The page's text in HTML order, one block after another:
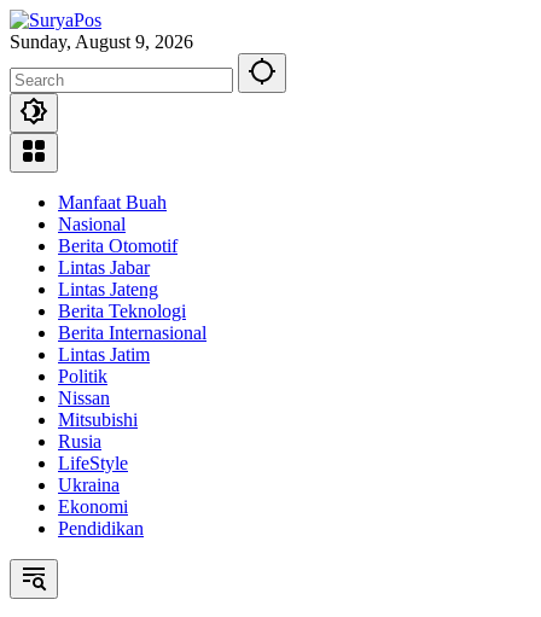
Skip
to
Sunday, August 9, 2026
Manfaat Buah
Nasional
Berita Otomotif
Lintas Jabar
Lintas Jateng
Berita Teknologi
Berita Internasional
Lintas Jatim
Politik
Nissan
Mitsubishi
Rusia
LifeStyle
Ukraina
Ekonomi
Pendidikan